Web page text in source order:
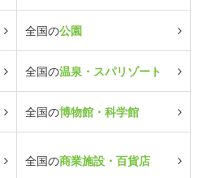
全国の公園
全国の温泉・スパリゾート
全国の博物館・科学館
全国の商業施設・百貨店